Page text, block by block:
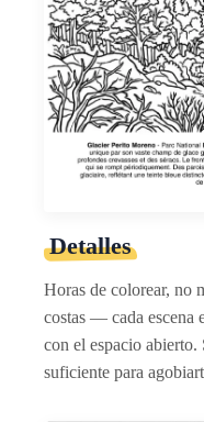
Detalles
Horas de colorear, no
costas — cada escena
con el espacio abierto.
suficiente para